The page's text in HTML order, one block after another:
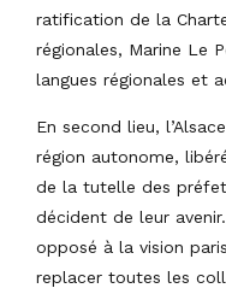
ratification de la
régionales, Marine Le
langues régionales et
En second lieu,
région autonome,
de la tutelle des
décident de leur
opposé à la vision
replacer toutes les